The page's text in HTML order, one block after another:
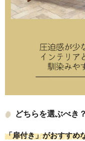
どちらを選ぶべき
「扉付き」がおすすめ